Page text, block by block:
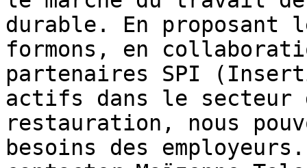
durable. En proposant
formons, en
partenaires SPI
actifs dans le
restauration, nous
besoins des